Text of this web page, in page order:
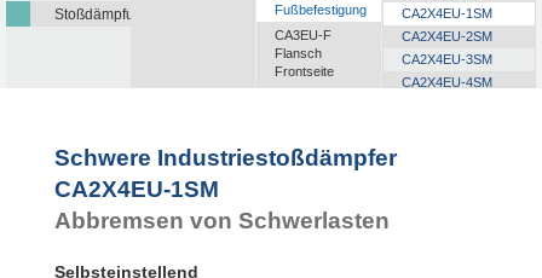
Stoßdämpfungsplatten
Fußbefestigung
CA3EU-F
Flansch
Frontseite
CA3EU-S
Flansch
CA2X4EU-1SM
CA2X4EU-2SM
CA2X4EU-3SM
CA2X4EU-4SM
Schwere Industriestoßdämpfer
CA2X4EU-1SM
Abbremsen von Schwerlasten
Selbsteinstellend